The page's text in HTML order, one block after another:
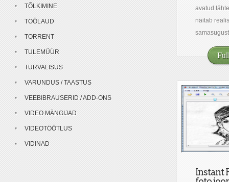
avatud
näitab
Instant
TÕLKIMINE
TÖÖLAUD
TORRENT
TULEMÜÜR
TURVALISUS
VARUNDUS / TAASTUS
VEEBIBRAUSERID / ADD-ONS
VIDEO MÄNGIJAD
VIDEOTÖÖTLUS
VIDINAD